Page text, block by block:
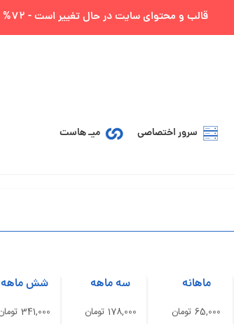
قالب و محتوای سایت در حال تغییر است - 72%
سرور اختصاصی میـ هاست
ماهانه
65,000 تومان
سه ماهه
178,000 تومان
شش ماهه
341,000 تومان